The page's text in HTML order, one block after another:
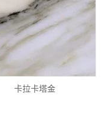
卡拉卡塔金